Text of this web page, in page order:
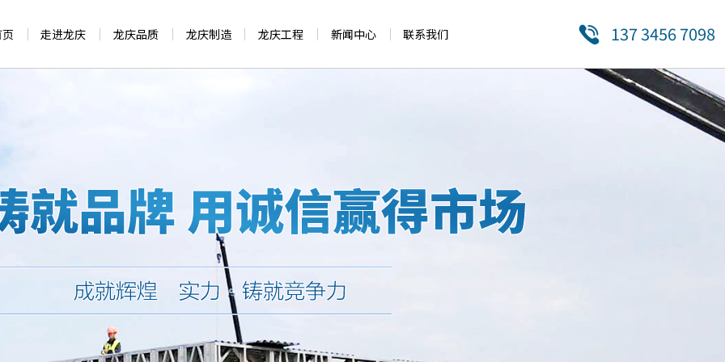
137 3456 7098
走进龙庆 龙庆品质 龙庆制造 龙庆工程 新闻中心 联系我们